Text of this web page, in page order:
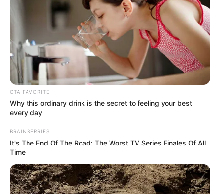
CTA FAVORITE
Why this ordinary drink is the secret to feeling your best
every day
BRAINBERRIES
It's The End Of The Road: The Worst TV Series Finales Of All
Time